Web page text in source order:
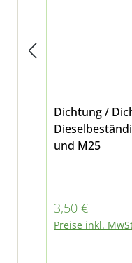
Dichtung /
und M25
Regulärer
3,50 €
Preise inkl.